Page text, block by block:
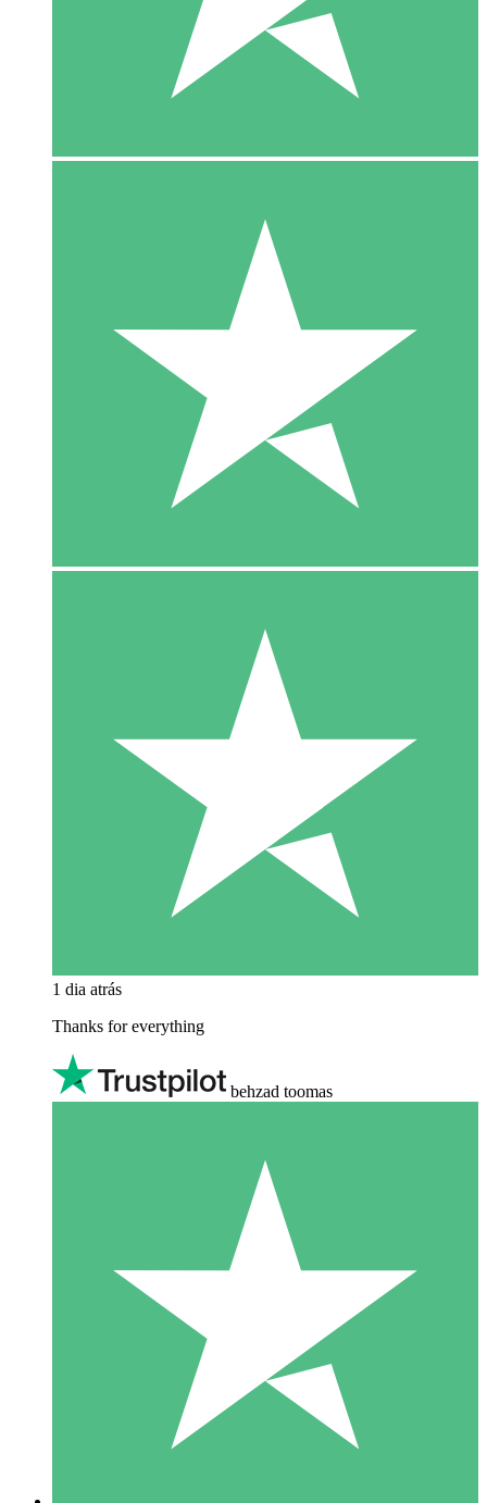
1 dia atrás
Thanks for everything
behzad toomas